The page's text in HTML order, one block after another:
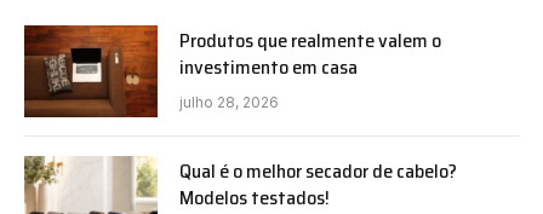
Produtos que realmente valem o
investimento em casa
julho 28, 2026
Qual é o melhor secador de cabelo?
Modelos testados!